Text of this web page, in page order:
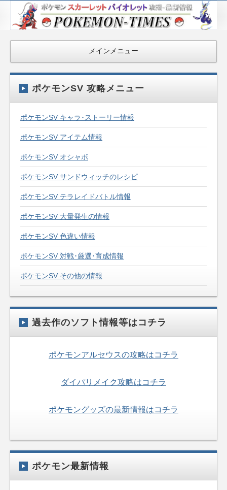
ポケモン最新
情報まとめ
『POKEMON-
TIMES』
メインメニュー
ポケモンSV 攻略メニュー
ポケモンSV キャラ･ストーリー情報
ポケモンSV アイテム情報
ポケモンSV オシャボ
ポケモンSV サンドウィッチのレシピ
ポケモンSV テラレイドバトル情報
ポケモンSV 大量発生の情報
ポケモンSV 色違い情報
ポケモンSV 対戦･厳選･育成情報
ポケモンSV その他の情報
過去作のソフト情報等はコチラ
ポケモンアルセウスの攻略はコチラ
ダイパリメイク攻略はコチラ
ポケモングッズの最新情報はコチラ
ポケモン最新情報